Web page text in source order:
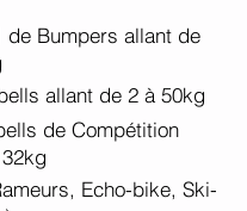
de Bumpers allant de
allant de 2 à 50kg
de Compétition
Echo-bike, Ski-